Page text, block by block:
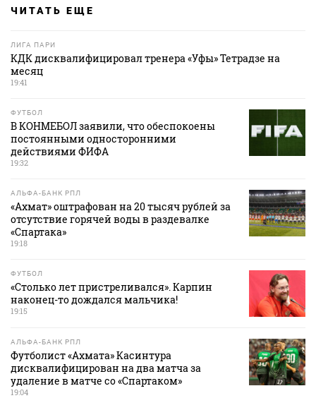
ЧИТАТЬ ЕЩЕ
ЛИГА ПАРИ
КДК дисквалифицировал тренера «Уфы» Тетрадзе на
месяц
19:41
ФУТБОЛ
В КОНМЕБОЛ заявили, что обеспокоены
постоянными односторонними
действиями ФИФА
19:32
АЛЬФА-БАНК РПЛ
«Ахмат» оштрафован на 20 тысяч рублей за
отсутствие горячей воды в раздевалке
«Спартака»
19:18
ФУТБОЛ
«Столько лет пристреливался». Карпин
наконец-то дождался мальчика!
19:15
АЛЬФА-БАНК РПЛ
Футболист «Ахмата» Касинтура
дисквалифицирован на два матча за
удаление в матче со «Спартаком»
19:04